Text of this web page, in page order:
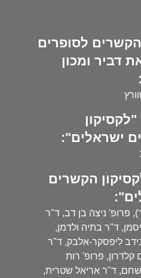
הקשרים לסופרים
דביר ומכון
ישראלים":
הקשרים
פרופ' ניצה בן דב, ד"ר
ד"ר בתיה ולדמן,
ליפסקר-אלבק, ד"ר
קלדרון, פרופ' רות
שחם, ד"ר אריאל שטרית,